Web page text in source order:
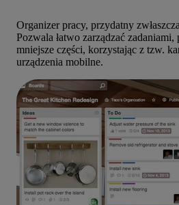
Organizer pracy, przydatny
Pozwala łatwo zarządzać
mniejsze części, korzystając z tzw.
urządzenia mobilne.